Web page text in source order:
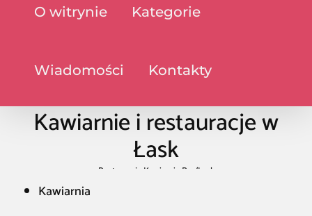
O witrynie Kategorie
Wiadomości Kontakty
Kawiarnie i restauracje w
Łask
Restauracja Kawiarnia Bar /Łask
Kawiarnia